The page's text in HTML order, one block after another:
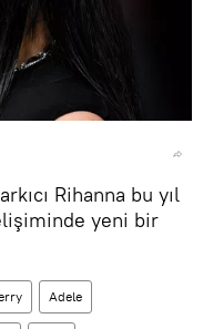
Rihanna bu yıl
yeni bir
Adele